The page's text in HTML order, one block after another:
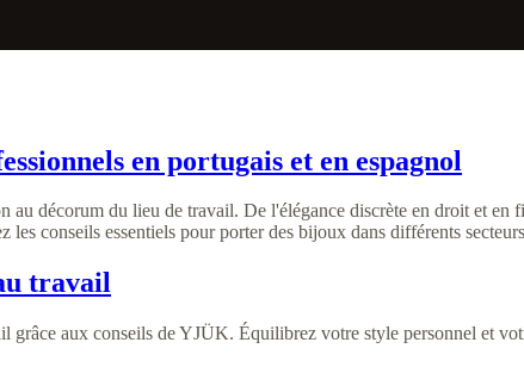
en portugais et en espagnol
décorum du lieu de travail. De l'élégance discrète en droit et en
conseils essentiels pour porter des bijoux dans différents
travail
grâce aux conseils de YJÜK. Équilibrez votre style personnel et